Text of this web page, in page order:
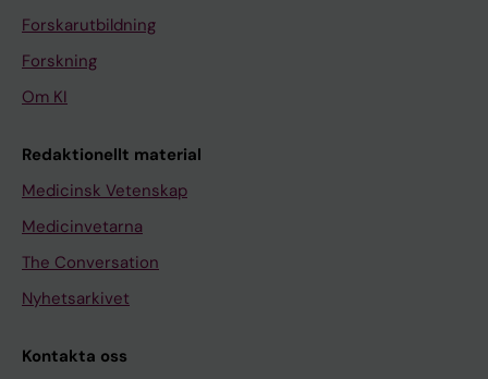
Forskarutbildning
Forskning
Om KI
Redaktionellt material
Medicinsk Vetenskap
Medicinvetarna
The Conversation
Nyhetsarkivet
Kontakta oss